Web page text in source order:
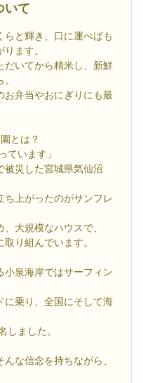
いて
と輝き、口に運べばも
ます。
だいてから精米し、新鮮
お弁当やおにぎりにも最
とは？
ています」
被災した宮城県気仙沼
ち上がったのがサンフレ
大規模なハウスで、
り組んでいます。
小泉海岸ではサーフィン
に乗り、全国にそして海
しました。
な信念を持ちながら、